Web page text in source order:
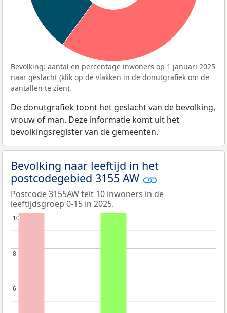
Bevolking: aantal en percentage inwoners op 1 januari 2025
naar geslacht (klik op de vlakken in de donutgrafiek om de
aantallen te zien).
De donutgrafiek toont het geslacht van de bevolking,
vrouw of man. Deze informatie komt uit het
bevolkingsregister van de gemeenten.
Bevolking naar leeftijd in het
postcodegebied 3155 AW
Postcode 3155AW telt 10 inwoners in de
leeftijdsgroep 0-15 in 2025.
6
6
8
8
10
10